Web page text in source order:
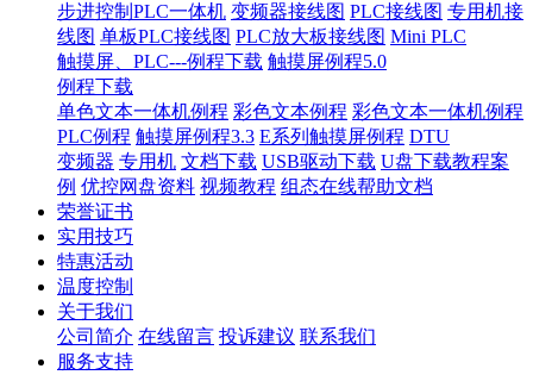
步进控制PLC一体机 变频器接线图 PLC接线图 专用机接
线图 单板PLC接线图 PLC放大板接线图 Mini PLC
触摸屏、PLC---例程下载 触摸屏例程5.0
例程下载
单色文本一体机例程 彩色文本例程 彩色文本一体机例程
PLC例程 触摸屏例程3.3 E系列触摸屏例程 DTU
变频器 专用机 文档下载 USB驱动下载 U盘下载教程案
例 优控网盘资料 视频教程 组态在线帮助文档
荣誉证书
实用技巧
特惠活动
温度控制
关于我们
公司简介 在线留言 投诉建议 联系我们
服务支持